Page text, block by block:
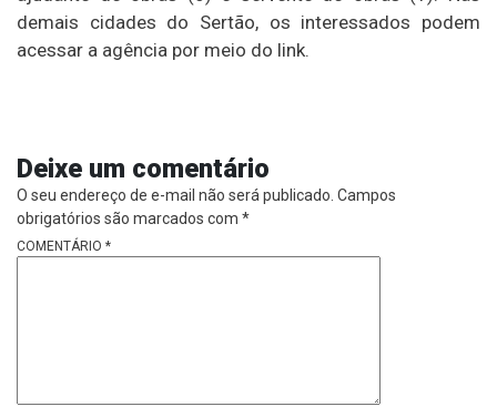
demais cidades do Sertão, os interessados podem
acessar a agência por meio do link.
Deixe um comentário
O seu endereço de e-mail não será publicado. Campos
obrigatórios são marcados com *
COMENTÁRIO *